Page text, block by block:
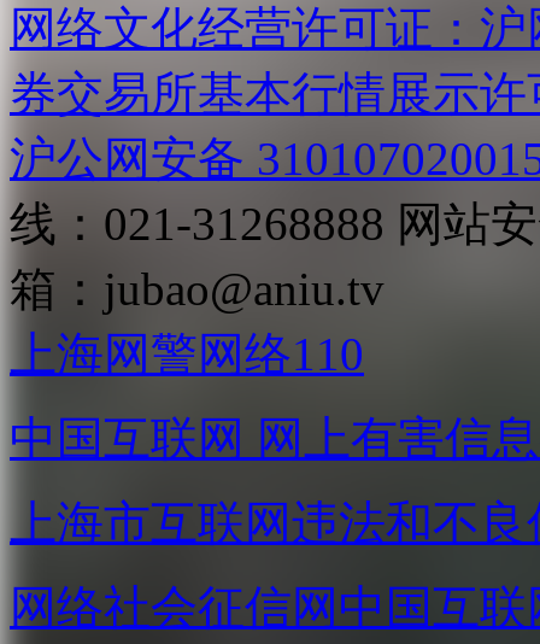
网络文化经营许可证：
券交易所基本行情展示许
沪公网安备
线：021-31268888 网站
箱： jubao@aniu.tv
上海网警网络110
中国互联网 网上有害信
上海市互联网违法和不
网络社会征信网 中国互